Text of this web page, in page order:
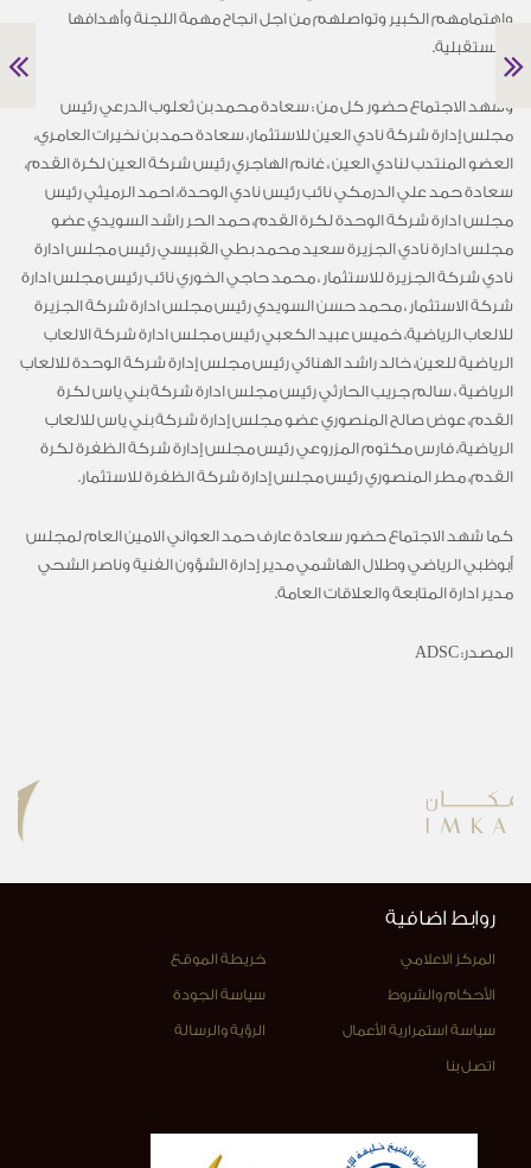
واهتمامهم الكبير وتواصلهم من اجل انجاح مهمة اللجنة وأهدافها
المستقبلية.
وشهد الاجتماع حضور كل من : سعادة محمد بن ثعلوب الدرعي رئيس
مجلس إدارة شركة نادي العين للاستثمار، سعادة حمد بن نخيرات العامري،
العضو المنتدب لنادي العين ، غانم الهاجري رئيس شركة العين لكرة القدم،
سعادة حمد علي الدرمكي نائب رئيس نادي الوحدة، احمد الرميثي رئيس
مجلس ادارة شركة الوحدة لكرة القدم، حمد الحر راشد السويدي عضو
مجلس ادارة نادي الجزيرة سعيد محمد بطي القبيسي رئيس مجلس ادارة
نادي شركة الجزيرة للاستثمار ، محمد حاجي الخوري نائب رئيس مجلس ادارة
شركة الاستثمار ، محمد حسن السويدي رئيس مجلس ادارة شركة الجزيرة
للالعاب الرياضية، خميس عبيد الكعبي رئيس مجلس ادارة شركة الالعاب
الرياضية للعين، خالد راشد الهنائي رئيس مجلس إدارة شركة الوحدة للالعاب
الرياضية ، سالم جريب الحارثي رئيس مجلس ادارة شركة بني ياس لكرة
القدم، عوض صالح المنصوري عضو مجلس إدارة شركة بني ياس للالعاب
الرياضية، فارس مكتوم المزروعي رئيس مجلس إدارة شركة الظفرة لكرة
القدم، مطر المنصوري رئيس مجلس إدارة شركة الظفرة للاستثمار.
كما شهد الاجتماع حضور سعادة عارف حمد العواني الامين العام لمجلس
أبوظبي الرياضي وطلال الهاشمي مدير إدارة الشؤون الفنية وناصر الشحي
مدير ادارة المتابعة والعلاقات العامة.
المصدر: ADSC
روابط اضافية
المركز الاعلامي خريطة الموقع
الأحكام والشروط سياسة الجودة
سياسة استمرارية الأعمال الرؤية والرسالة
اتصل بنا